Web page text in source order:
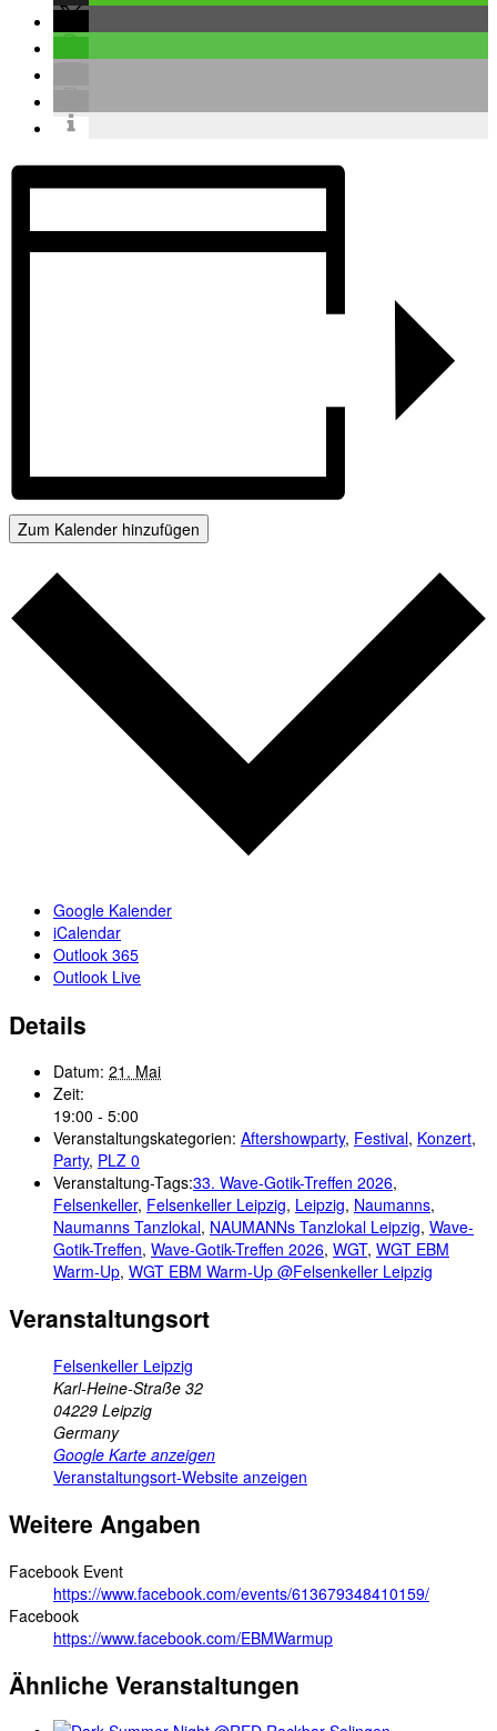
Zum Kalender hinzufügen
Google Kalender
iCalendar
Outlook 365
Outlook Live
Details
Datum: 21. Mai
Zeit:
19:00 - 5:00
Veranstaltungskategorien: Aftershowparty, Festival, Konzert,
Party, PLZ 0
Veranstaltung-Tags:33. Wave-Gotik-Treffen 2026,
Felsenkeller, Felsenkeller Leipzig, Leipzig, Naumanns,
Naumanns Tanzlokal, NAUMANNs Tanzlokal Leipzig, Wave-
Gotik-Treffen, Wave-Gotik-Treffen 2026, WGT, WGT EBM
Warm-Up, WGT EBM Warm-Up @Felsenkeller Leipzig
Veranstaltungsort
Felsenkeller Leipzig
Karl-Heine-Straße 32
04229 Leipzig
Germany
Google Karte anzeigen
Veranstaltungsort-Website anzeigen
Weitere Angaben
Facebook Event
https://www.facebook.com/events/613679348410159/
Facebook
https://www.facebook.com/EBMWarmup
Ähnliche Veranstaltungen